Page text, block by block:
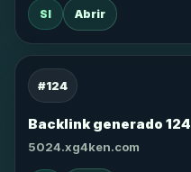
SI Abrir
#124
Backlink generado 124
5024.xg4ken.com